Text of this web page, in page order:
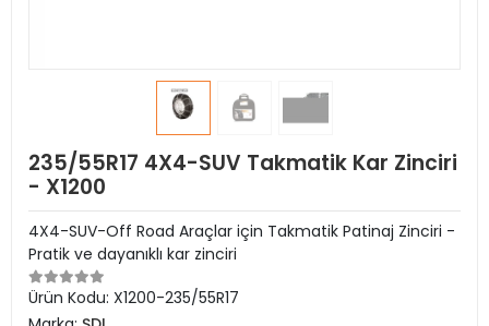
235/55R17 4X4-SUV Takmatik Kar Zinciri
- X1200
4X4-SUV-Off Road Araçlar için Takmatik Patinaj Zinciri -
Pratik ve dayanıklı kar zinciri
Ürün Kodu: X1200-235/55R17